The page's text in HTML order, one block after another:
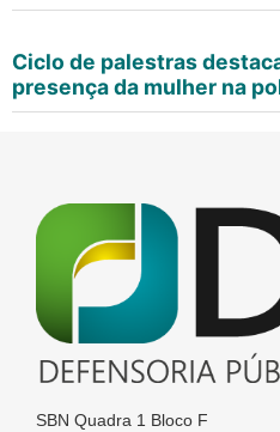
Ciclo de palestras
presença da mulher na
SBN Quadra 1 Bloco F